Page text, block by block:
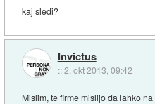
kaj sledi?
Invictus
::2. okt 2013, 09:42
Mislim, te firme mislijo da lahko